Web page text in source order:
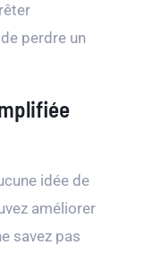
perdre un
idée de
améliorer
savez pas